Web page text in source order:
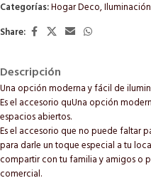
Categorías:Hogar Deco,Iluminación
Share:
Descripción
Una opción moderna y fácil de
Es el accesorio quUna opción
espacios abiertos.
Es el accesorio que no puede faltar
para darle un toque especial a tu
compartir con tu familia y amigos o
comercial.